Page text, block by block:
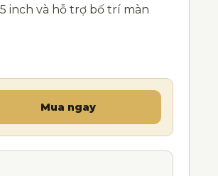
inch và hỗ trợ bố trí màn
độ điều chỉnh, cho máy 11-15inch
Mua ngay